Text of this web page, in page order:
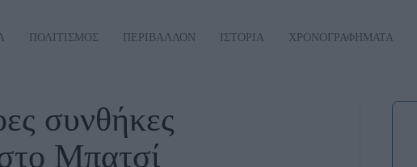
ΠΟΛΙΤΙΣΜΟΣ ΠΕΡΙΒΑΛΛΟΝ ΙΣΤΟΡΙΑ ΧΡΟΝΟΓΡΑΦΗΜΑΤΑ
συνθήκες
Μπατσί